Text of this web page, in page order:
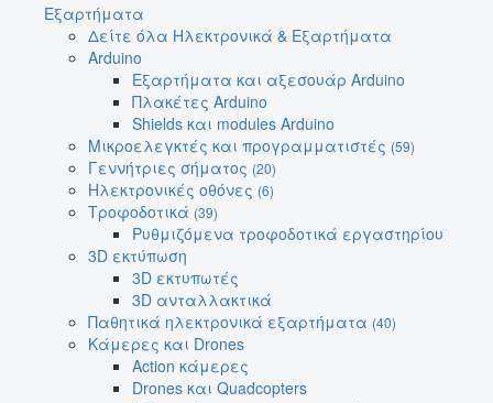
Εξαρτήματα
Δείτε όλα Ηλεκτρονικά & Εξαρτήματα
Arduino
Εξαρτήματα και αξεσουάρ Arduino
Πλακέτες Arduino
Shields και modules Arduino
Μικροελεγκτές και προγραμματιστές (59)
Γεννήτριες σήματος (20)
Ηλεκτρονικές οθόνες (6)
Τροφοδοτικά (39)
Ρυθμιζόμενα τροφοδοτικά εργαστηρίου
3D εκτύπωση
3D εκτυπωτές
3D ανταλλακτικά
Παθητικά ηλεκτρονικά εξαρτήματα (40)
Κάμερες και Drones
Action κάμερες
Drones και Quadcopters